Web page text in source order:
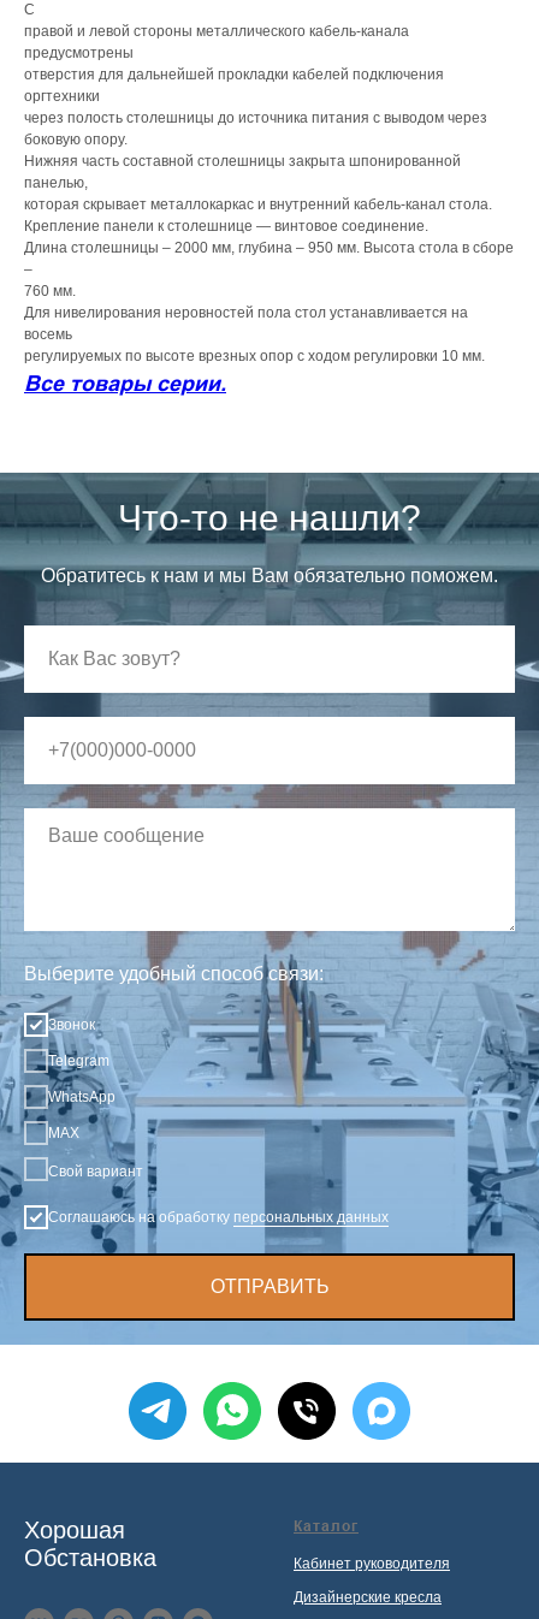
С
правой и левой стороны металлического кабель-канала
предусмотрены
отверстия для дальнейшей прокладки кабелей подключения
оргтехники
через полость столешницы до источника питания с выводом через
боковую опору.
Нижняя часть составной столешницы закрыта шпонированной
панелью,
которая скрывает металлокаркас и внутренний кабель-канал стола.
Крепление панели к столешнице — винтовое соединение.
Длина столешницы – 2000 мм, глубина – 950 мм. Высота стола в сборе
–
760 мм.
Для нивелирования неровностей пола стол устанавливается на
восемь
регулируемых по высоте врезных опор с ходом регулировки 10 мм.
Все товары серии.
Что-то не нашли?
Обратитесь к нам и мы Вам обязательно поможем.
Выберите удобный способ связи:
Звонок
Telegram
WhatsApp
MAX
Свой вариант
Соглашаюсь на обработку персональных данных
ОТПРАВИТЬ
Хорошая
Обстановка
Каталог
Кабинет руководителя
Дизайнерские кресла